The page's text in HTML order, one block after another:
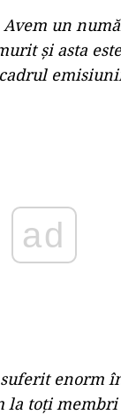
Avem un
și asta
suferit enorm
la toți